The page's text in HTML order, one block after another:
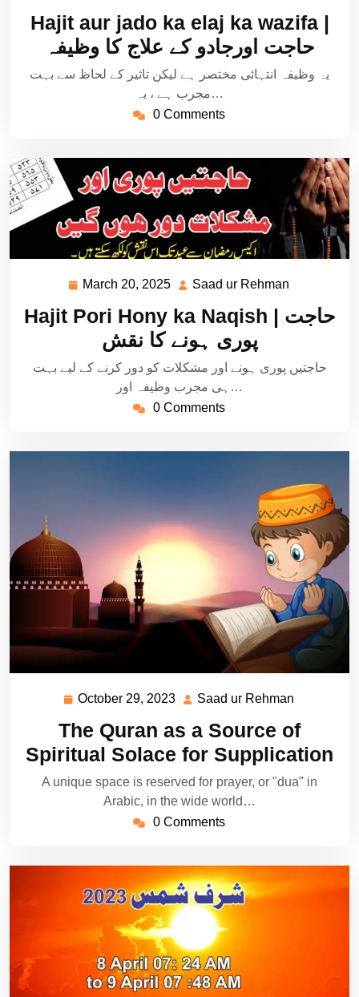
2025
Rehman
Hajit aur jado ka elaj ka wazifa |
حاجت اورجادو کے علاج کا وظیفہ
یہ وظیفہ انتہائی مختصر ہے لیکن تاثیر کے لحاظ سے بہت
مجرب ہے ، یہ…
0 Comments
March 20, 2025 March
2025
Saad ur Rehman
Rehman
Hajit Pori Hony ka Naqish | حاجت
پوری ہونے کا نقش
حاجتیں پوری ہونے اور مشکلات کو دور کرنے کے لیے بہت
ہی مجرب وظیفہ اور…
0 Comments
October 29, 2023 October
2023
Saad ur Rehman
Rehman
The Quran as a Source of
Spiritual Solace for Supplication
A unique space is reserved for prayer, or "dua" in
Arabic, in the wide world…
0 Comments